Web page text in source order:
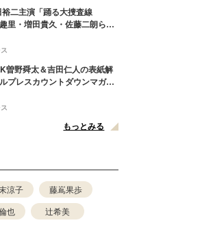
二主演「踊る大捜査線
里・増田貴久・佐藤二朗ら新
キーワード”も
曽野舜太＆吉田仁人の表紙解
プレスカウントダウンマガジ
もっとみる
涼子
藤嶌果歩
也 辻希美